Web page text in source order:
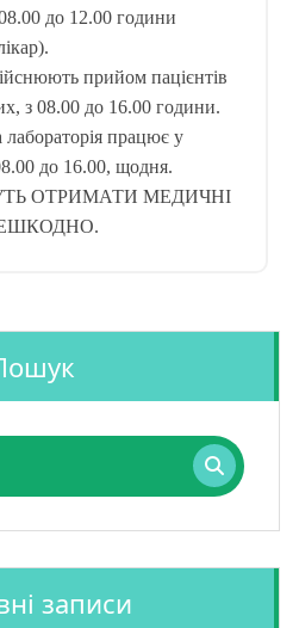
до 12.00 години
прийом пацієнтів
з 08.00 до 16.00 години.
лабораторія працює у
до 16.00, щодня.
ОТРИМАТИ МЕДИЧНІ
записи